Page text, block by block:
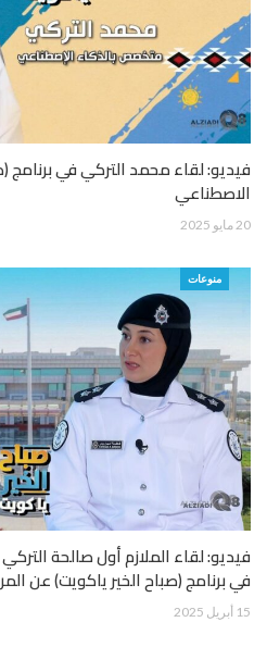
فيديو: لقاء محمد التركي في برنامج
الاصطناعي
20 مايو 2025
منوعات
فيديو: لقاء الملازم أول صالحة
في برنامج (صباح الخير ياكويت) عن
15 أبريل 2025